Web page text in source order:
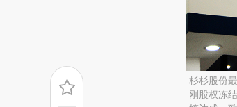
杉杉股份
刚股权冻